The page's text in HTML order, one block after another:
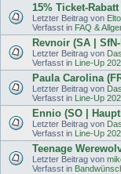
15% Ticket-
Letzter Beitrag von
Verfasst in FAQ &
Revnoir (SA |
Letzter Beitrag von
Verfasst in Line-Up
Paula Carolina
Letzter Beitrag von
Verfasst in Line-Up
Ennio (SO |
Letzter Beitrag von
Verfasst in Line-Up
Teenage
Letzter Beitrag von
Verfasst in